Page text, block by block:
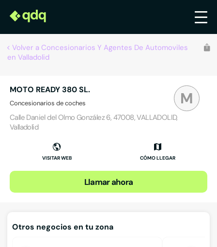
Volver a Concesionarios Y Agentes De Automoviles
en Valladolid
M
MOTO READY 380 SL.
Concesionarios de coches
Calle Daniel del Olmo González 6, 47008, VALLADOLID,
Valladolid
VISITAR WEB CÓMO LLEGAR
Llamar ahora
Otros negocios en tu zona